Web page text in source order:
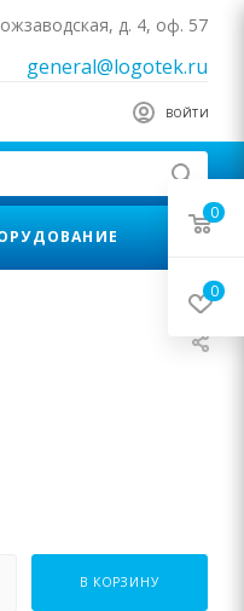
д. 4, оф. 57
general@logotek.ru
ВОЙТИ
В КОРЗИНУ
0
0